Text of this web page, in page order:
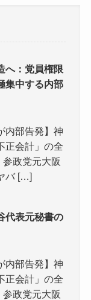
へ：党員権限
集中する内部
内部告発】神
正会計」の全
政党元大阪
バ […]
代表元秘書の
内部告発】神
正会計」の全
政党元大阪